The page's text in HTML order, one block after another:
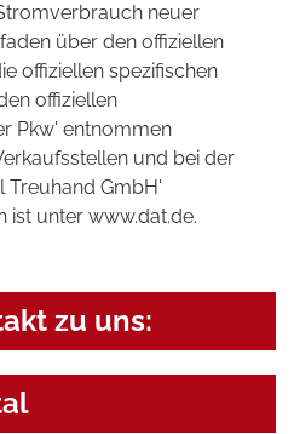
neuer
über den offiziellen
offiziellen spezifischen
offiziellen
Pkw' entnommen
und bei der
Treuhand GmbH'
ist unter www.dat.de.
zu uns: